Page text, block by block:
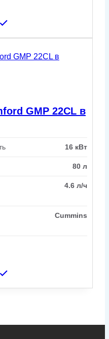
GMP 22CL в
16 кВт
80 л
4.6 л/ч
Cummins